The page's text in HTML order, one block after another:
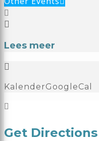
Lees meer
KalenderGoogleCal
Get Directions